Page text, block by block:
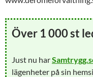
Över 1 000 st
Just nu har
lägenheter på sin